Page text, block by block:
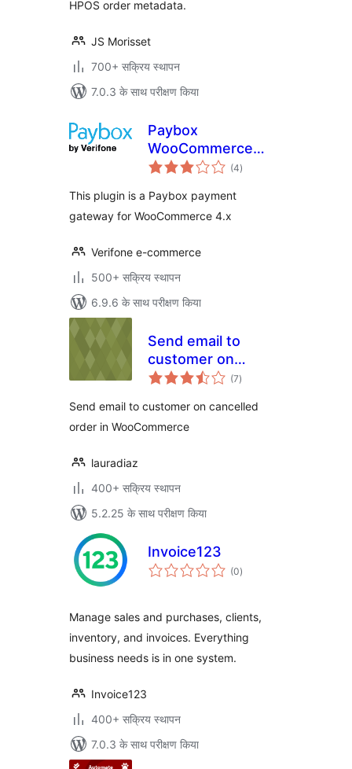
HPOS order metadata.
JS Morisset
700+ सक्रिय स्थापन
7.0.3 के साथ परीक्षण किया
Paybox
WooCommerce
Payment Gateway
(4कुल
दर)
This plugin is a Paybox payment
gateway for WooCommerce 4.x
Verifone e-commerce
500+ सक्रिय स्थापन
6.9.6 के साथ परीक्षण किया
Send email to
customer on
cancelled order in
(7कुल
दर)
Send email to customer on cancelled
order in WooCommerce
lauradiaz
400+ सक्रिय स्थापन
5.2.25 के साथ परीक्षण किया
Invoice123
(0कुल
दर)
Manage sales and purchases, clients,
inventory, and invoices. Everything
business needs is in one system.
Invoice123
400+ सक्रिय स्थापन
7.0.3 के साथ परीक्षण किया